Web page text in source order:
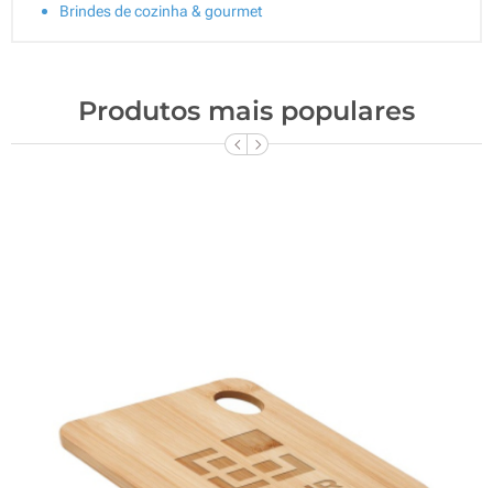
Brindes de cozinha & gourmet
Produtos mais populares